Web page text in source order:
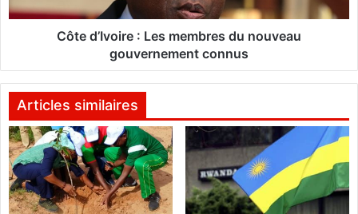
f
e
c
o
n
t
r
o
e
L
e
s
m
e
m
Côte d’Ivoire : Les membres du nouveau
gouvernement connus
Articles similaires